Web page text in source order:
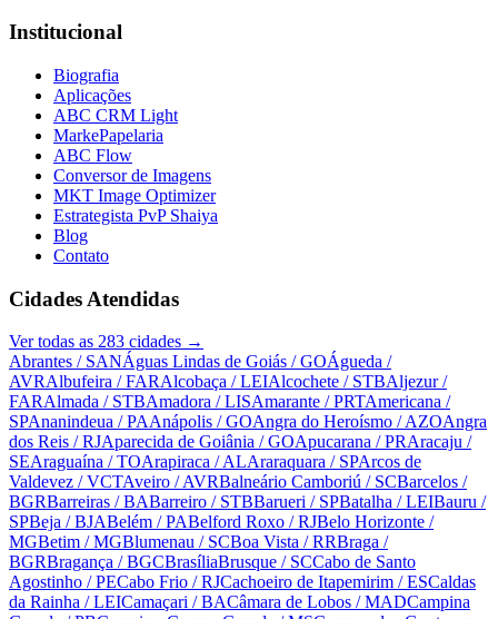
Institucional
Biografia
Aplicações
ABC CRM Light
MarkePapelaria
ABC Flow
Conversor de Imagens
MKT Image Optimizer
Estrategista PvP Shaiya
Blog
Contato
Cidades Atendidas
Ver todas as 283 cidades →
Abrantes / SANÁguas Lindas de Goiás / GOÁgueda /
AVRAlbufeira / FARAlcobaça / LEIAlcochete / STBAljezur/
FARAlmada / STBAmadora / LISAmarante / PRTAmericana /
SPAnanindeua / PAAnápolis / GOAngra do Heroísmo / AZOAngra
dos Reis / RJAparecida de Goiânia / GOApucarana / PRAracaju /
SEAraguaína / TOArapiraca / ALAraraquara / SPArcos de
Valdevez / VCTAveiro / AVRBalneário Camboriú / SCBarcelos /
BGRBarreiras / BABarreiro / STBBarueri / SPBatalha / LEIBauru /
SPBeja / BJABelém / PABelford Roxo / RJBelo Horizonte /
MGBetim / MGBlumenau / SCBoa Vista / RRBraga /
BGRBragança / BGCBrasíliaBrusque / SCCabo de Santo
Agostinho / PECabo Frio / RJCachoeiro de Itapemirim / ESCaldas
da Rainha / LEICamaçari / BACâmara de Lobos / MADCampina